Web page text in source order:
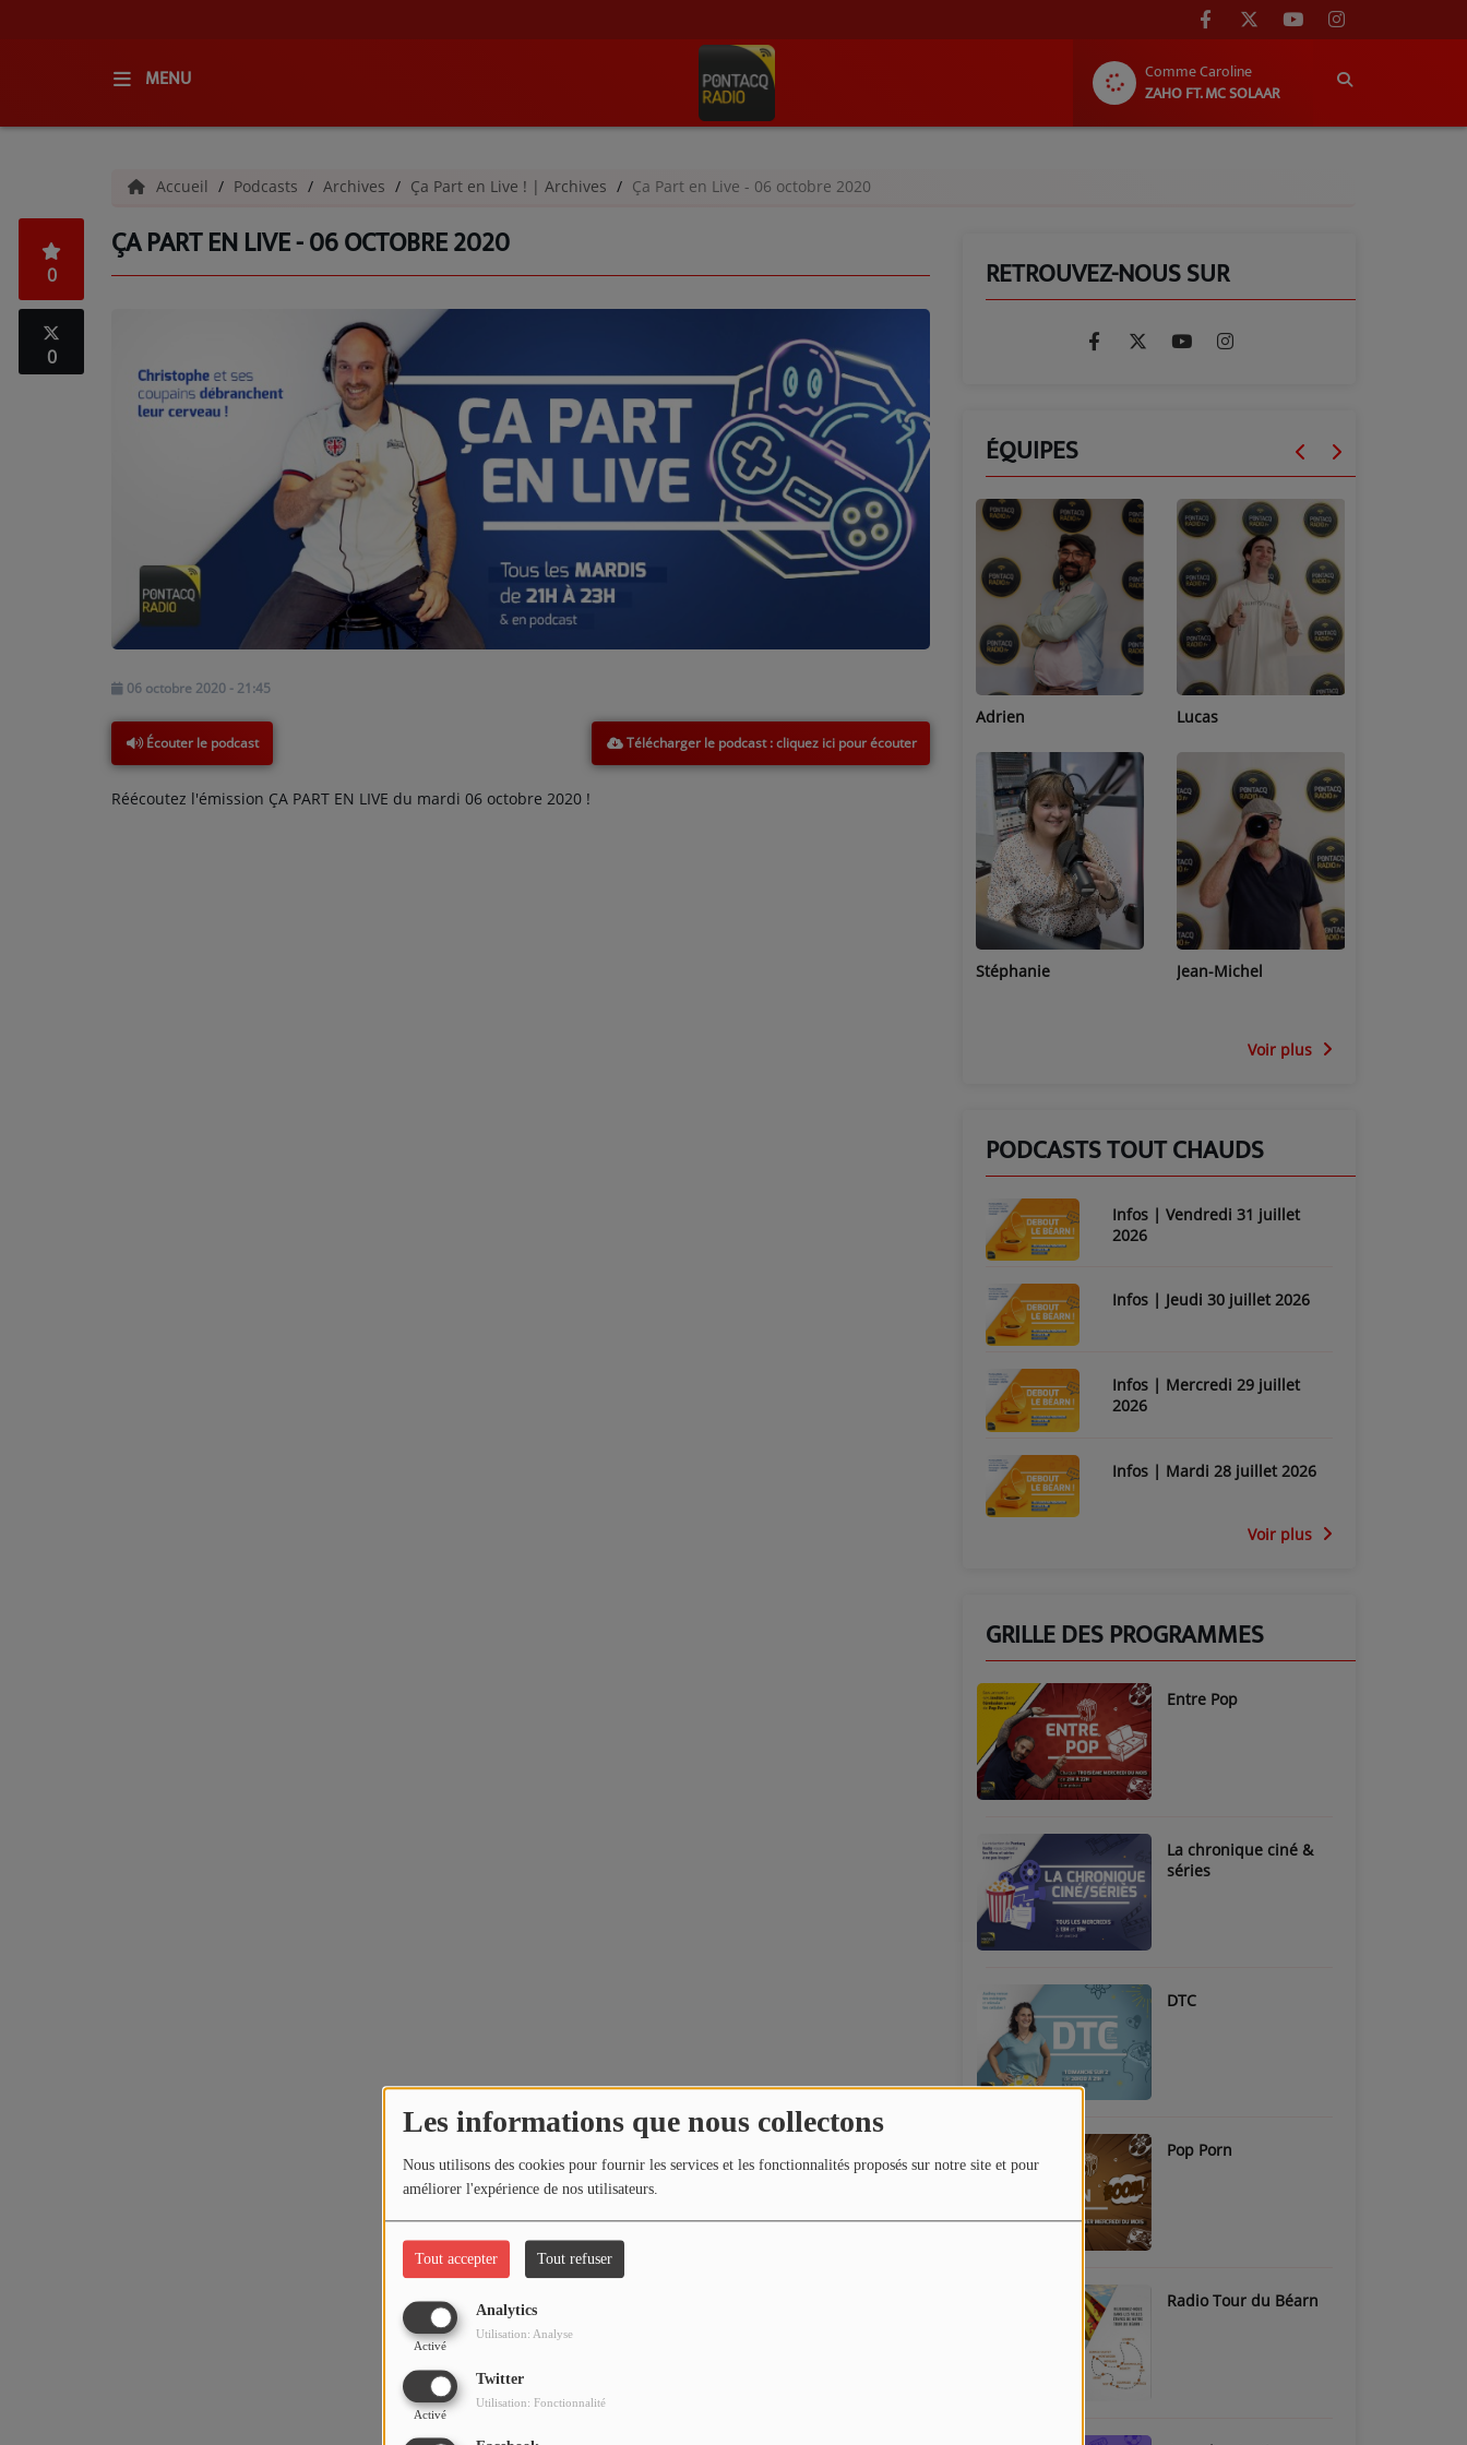
Les informations que nous collectons
Nous utilisons des cookies pour fournir les services et les fonctionnalités proposés sur notre site et pour
améliorer l'expérience de nos utilisateurs.
Tout accepter Tout refuser
Analytics
Activé
Utilisation: Analyse
Twitter
Activé
Utilisation: Fonctionnalité
MENU
Comme Caroline
ZAHO FT. MC SOLAAR
QUI SOMMES-NOUS ?
GRILLE DES PROGRAMMES
C'ÉTAIT QUOI CE TITRE ?
ARCHIVES - SAISONS PASSÉES
VOS ÉMISSIONS EN IMAGES
ANNONCEURS & ESPACE PRO
VOTRE PUBLICITÉ SUR PONTACQ RADIO
Accueil Podcasts Archives Ça Part en Live ! | Archives Ça Part en Live - 06 octobre 2020
ÇA PART EN LIVE - 06 OCTOBRE 2020
0
0
06 octobre 2020 - 21:45
Écouter le podcast Télécharger le podcast
Réécoutez l'émission ÇA PART EN LIVE du mardi 06 octobre 2020 !
RETROUVEZ-NOUS SUR
ÉQUIPES
Marion Adrien
Stéphanie
Lucas
Jean-Michel
Voir plus
PODCASTS TOUT CHAUDS
Infos | Vendredi 31 juillet
2026
Infos | Jeudi 30 juillet 2026
Infos | Mercredi 29 juillet
2026
Infos | Mardi 28 juillet 2026
Voir plus
GRILLE DES PROGRAMMES
Entre Pop
La chronique ciné &
séries
DTC
Pop Porn
Radio Tour du Béarn